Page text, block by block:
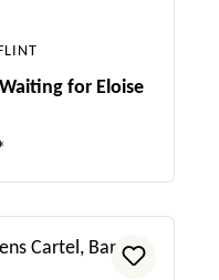
for Eloise